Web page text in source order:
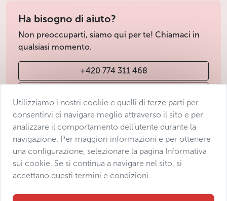
Ha bisogno di aiuto?
Non preoccuparti, siamo qui per te! Chiamaci in
qualsiasi momento.
+420 774 311 468
Condizioni di vendita
Protezione dei dati
Dichiarazione di accessibilità
Manage consent
Utilizziamo i nostri cookie e quelli di terze parti per
consentirvi di navigare meglio attraverso il sito e per
analizzare il comportamento dell’utente durante la
navigazione. Per maggiori informazioni e per ottenere
una configurazione, selezionare la pagina Informativa
sui cookie. Se si continua a navigare nel sito, si
accettano questi termini e condizioni.